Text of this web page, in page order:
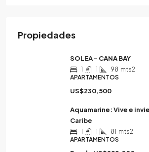
Propiedades
SOLEA – CANA BAY
1 1 98 mts2
APARTAMENTOS
US$230,500
Aquamarine: Vive e
Caribe
1 1 81 mts2
APARTAMENTOS